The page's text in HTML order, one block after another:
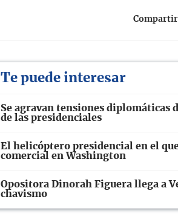
Te puede interesar
Se agravan tensiones diplomáticas
de las presidenciales
El helicóptero presidencial en el
comercial en Washington
Opositora Dinorah Figuera llega a
chavismo